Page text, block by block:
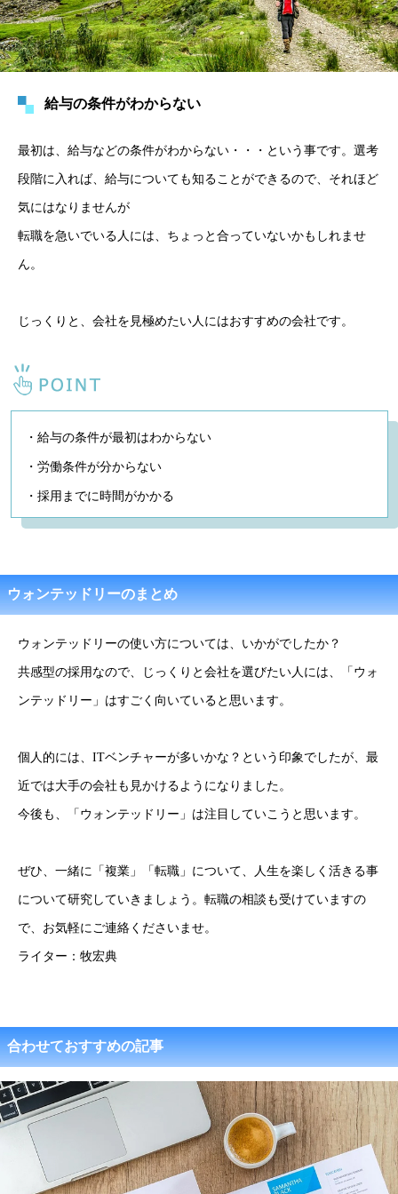
給与の条件がわからない
最初は、給与などの条件がわからない・・・という事です。選考
段階に入れば、給与についても知ることができるので、それほど
気にはなりませんが
転職を急いでいる人には、ちょっと合っていないかもしれませ
ん。
じっくりと、会社を見極めたい人にはおすすめの会社です。
・給与の条件が最初はわからない
・労働条件が分からない
・採用までに時間がかかる
ウォンテッドリーのまとめ
ウォンテッドリーの使い方については、いかがでしたか？
共感型の採用なので、じっくりと会社を選びたい人には、「ウォ
ンテッドリー」はすごく向いていると思います。
個人的には、ITベンチャーが多いかな？という印象でしたが、最
近では大手の会社も見かけるようになりました。
今後も、「ウォンテッドリー」は注目していこうと思います。
ぜひ、一緒に「複業」「転職」について、人生を楽しく活きる事
について研究していきましょう。転職の相談も受けていますの
で、お気軽にご連絡くださいませ。
ライター：牧宏典
合わせておすすめの記事